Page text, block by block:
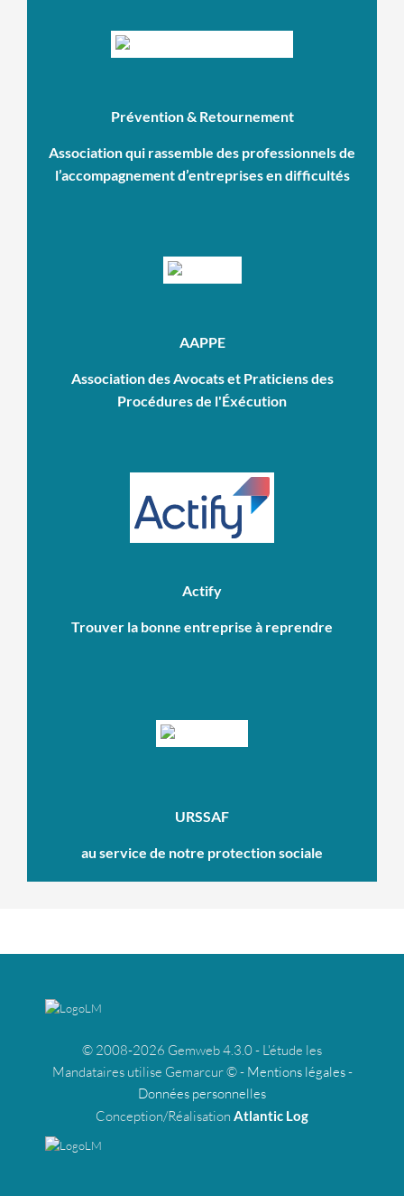
Prévention & Retournement
Association qui rassemble des professionnels de
l’accompagnement d’entreprises en difficultés
AAPPE
Association des Avocats et Praticiens des
Procédures de l'Éxécution
Actify
Trouver la bonne entreprise à reprendre
URSSAF
au service de notre protection sociale
© 2008-2026 Gemweb 4.3.0 - L'étude les
Mandataires utilise Gemarcur © - Mentions légales-
Données personnelles
Conception/Réalisation Atlantic Log